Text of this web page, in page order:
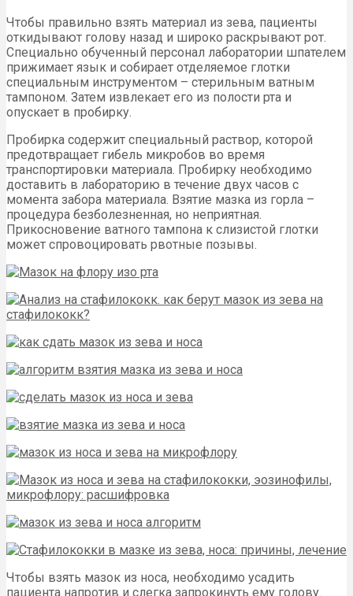
Чтобы правильно взять материал из зева, пациенты
откидывают голову назад и широко раскрывают рот.
Специально обученный персонал лаборатории шпателем
прижимает язык и собирает отделяемое глотки
специальным инструментом – стерильным ватным
тампоном. Затем извлекает его из полости рта и
опускает в пробирку.
Пробирка содержит специальный раствор, которой
предотвращает гибель микробов во время
транспортировки материала. Пробирку необходимо
доставить в лабораторию в течение двух часов с
момента забора материала. Взятие мазка из горла –
процедура безболезненная, но неприятная.
Прикосновение ватного тампона к слизистой глотки
может спровоцировать рвотные позывы.
Чтобы взять мазок из носа, необходимо усадить
пациента напротив и слегка запрокинуть ему голову.